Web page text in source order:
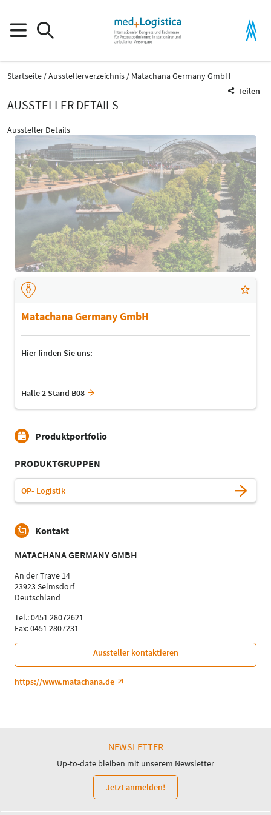
Startseite Ausstellerverzeichnis
Matachana Germany GmbH
Teilen
AUSSTELLER DETAILS
Aussteller Details
Matachana Germany GmbH
Hier finden Sie uns:
Halle 2 Stand B08
Produktportfolio
PRODUKTGRUPPEN
OP- Logistik
Kontakt
MATACHANA GERMANY GMBH
An der Trave 14
23923 Selmsdorf
Deutschland
Tel.: 0451 28072621
Fax: 0451 2807231
Aussteller kontaktieren
https://www.matachana.de
NEWSLETTER
Up-to-date bleiben mit unserem Newsletter
Jetzt anmelden!